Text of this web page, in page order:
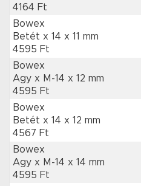
4164 Ft
Bowex
Betét x 14 x 11 mm
4595 Ft
Bowex
Agy x M-14 x 12 mm
4595 Ft
Bowex
Betét x 14 x 12 mm
4567 Ft
Bowex
Agy x M-14 x 14 mm
4595 Ft